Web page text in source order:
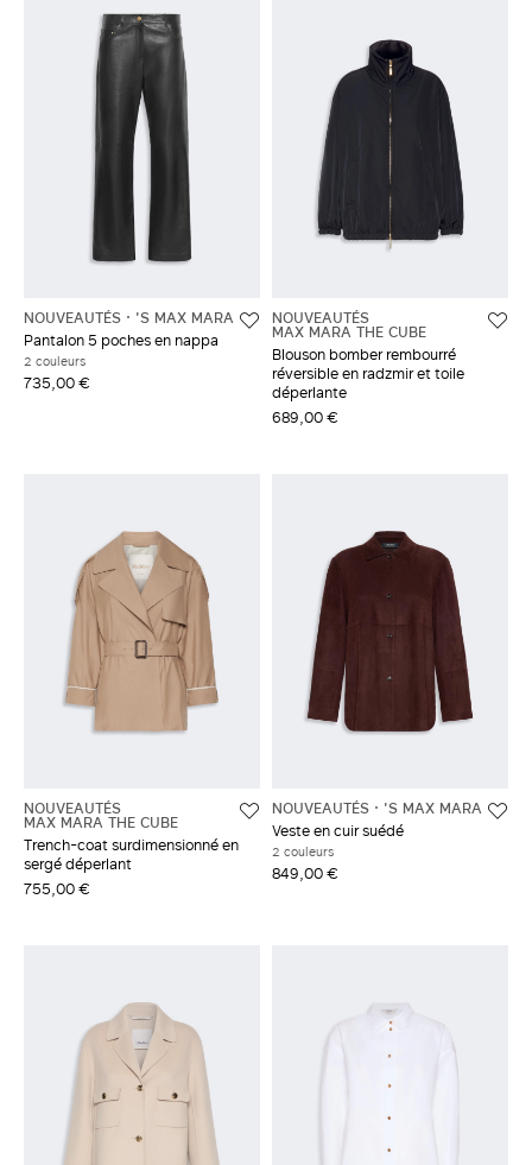
NOUVEAUTÉS
'S MAX MARA
Pantalon 5 poches en nappa
2 couleurs
735,00 €
NOUVEAUTÉS
MAX MARA THE CUBE
Blouson bomber rembourré
réversible en radzmir et toile
déperlante
689,00 €
NOUVEAUTÉS
MAX MARA THE CUBE
Trench-coat surdimensionné en
sergé déperlant
755,00 €
NOUVEAUTÉS
'S MAX MARA
Veste en cuir suédé
2 couleurs
849,00 €